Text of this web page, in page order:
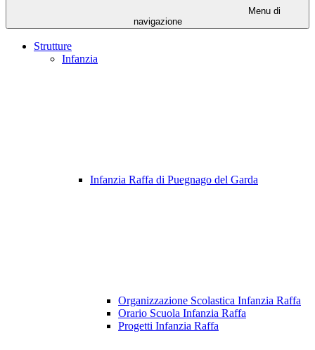
Menu di
navigazione
Strutture
Infanzia
Infanzia Raffa di Puegnago del Garda
Organizzazione Scolastica Infanzia Raffa
Orario Scuola Infanzia Raffa
Progetti Infanzia Raffa